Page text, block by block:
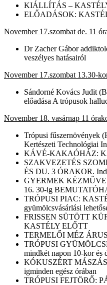
KIÁLLÍTÁS –
ELŐADÁSOK:
November 17.szombat de. 11
Dr Zacher Gábor
veszélyes hatásairól
November 17.szombat 13.30-
Sándorné Kovács Judit
előadása A trópusok
November 18. vasárnap 11
Trópusi fűszernövények
Kertészeti Technológiai
KÁVÉ-KAKAÓHÁZ:
SZAKVEZETÉS
ÉS DU. 3 ÓRAKOR.
GYERMEK
16. 30-ig
TRÓPUSI PIAC:
gyümölcsvásárlási
FRISSEN SÜTÖTT
KASTÉLY ELŐTT
TERMELŐI MÉZ
TRÓPUSI
mindkét napon 10-kor és
KÓKUSZÉRT
igminden egész órában
TRÓPUSI FEJTÖRŐ: